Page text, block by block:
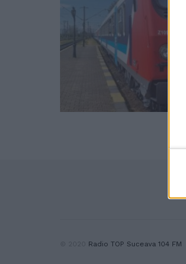
Radio TOP Suceava 104 FM